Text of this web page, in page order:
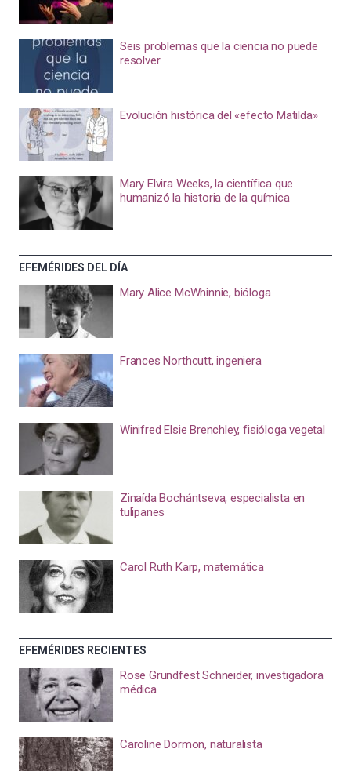
Seis problemas que la ciencia no puede
resolver
Evolución histórica del «efecto Matilda»
Mary Elvira Weeks, la científica que
humanizó la historia de la química
EFEMÉRIDES DEL DÍA
Mary Alice McWhinnie, bióloga
Frances Northcutt, ingeniera
Winifred Elsie Brenchley, fisióloga vegetal
Zinaída Bochántseva, especialista en
tulipanes
Carol Ruth Karp, matemática
EFEMÉRIDES RECIENTES
Rose Grundfest Schneider, investigadora
médica
Caroline Dormon, naturalista